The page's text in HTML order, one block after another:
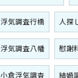
浮気調査行橋 人探
浮気調査八幡 慰謝
小倉浮気調査 結婚